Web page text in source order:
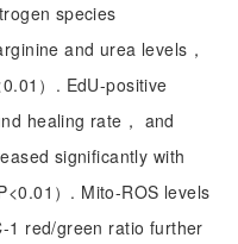
species
and urea levels，
）. EdU-positive
healing rate， and
significantly with
）. Mito-ROS levels
1 red/green ratio further